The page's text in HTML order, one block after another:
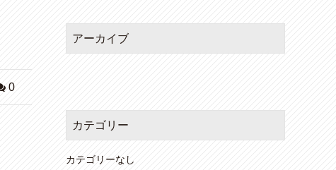
0
アーカイブ
カテゴリー
カテゴリーなし